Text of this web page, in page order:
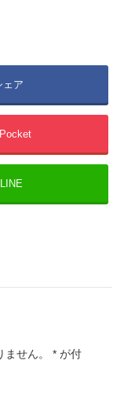
ェア
Pocket
LINE
せん。 * が付